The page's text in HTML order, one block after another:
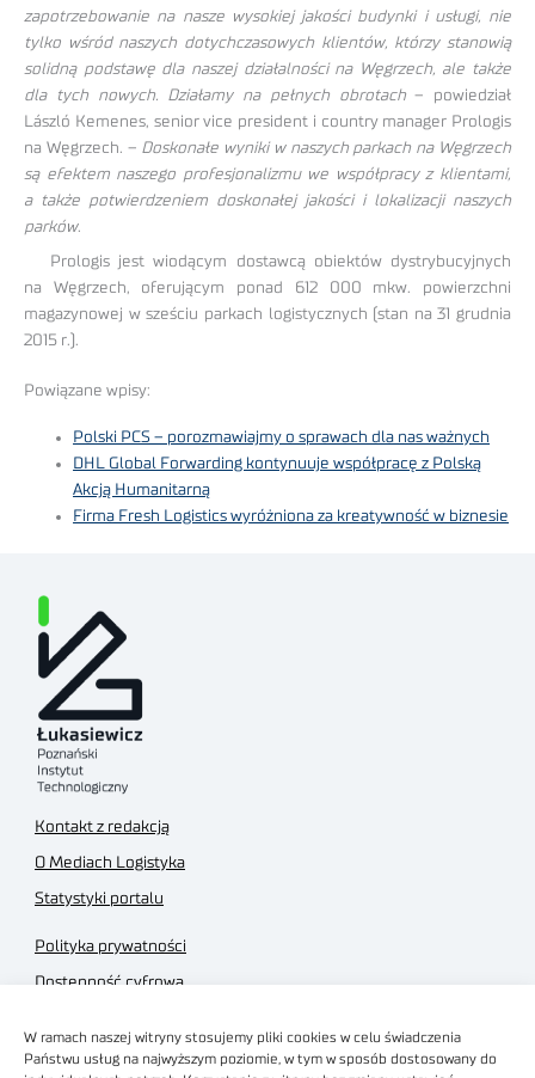
W ramach naszej witryny stosujemy pliki cookies w celu świadczenia
Państwu usług na najwyższym poziomie, w tym w sposób dostosowany do
zapotrzebowanie na nasze wysokiej jakości budynki i usługi, nie
tylko wśród naszych dotychczasowych klientów, którzy stanowią
solidną podstawę dla naszej działalności na Węgrzech, ale także
dla tych nowych. Działamy na pełnych obrotach– powiedział
László Kemenes, senior vice president i country manager Prologis
na Węgrzech. – Doskonałe wyniki w naszych parkach na Węgrzech
są efektem naszego profesjonalizmu we współpracy z klientami,
a także potwierdzeniem doskonałej jakości i lokalizacji naszych
parków.
Prologis jest wiodącym dostawcą obiektów dystrybucyjnych
na Węgrzech, oferującym ponad 612 000 mkw. powierzchni
magazynowej w sześciu parkach logistycznych (stan na 31 grudnia
2015 r.).
Powiązane wpisy:
Polski PCS – porozmawiajmy o sprawach dla nas ważnych
DHL Global Forwarding kontynuuje współpracę z Polską
Akcją Humanitarną
Firma Fresh Logistics wyróżniona za kreatywność w biznesie
Kontakt z redakcją
O Mediach Logistyka
Statystyki portalu
Polityka prywatności
Dostępność cyfrowa
Regulamin sklepu